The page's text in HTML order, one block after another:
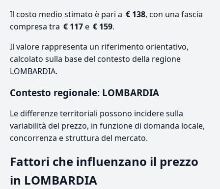
Il costo medio stimato è pari a € 138, con una fascia
compresa tra € 117e € 159.
Il valore rappresenta un riferimento orientativo,
calcolato sulla base del contesto della regione
LOMBARDIA.
Contesto regionale: LOMBARDIA
Le differenze territoriali possono incidere sulla
variabilità del prezzo, in funzione di domanda locale,
concorrenza e struttura del mercato.
Fattori che influenzano il prezzo
in LOMBARDIA